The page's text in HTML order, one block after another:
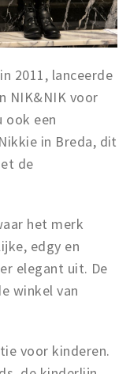
2011, lanceerde
NIK&NIK voor
ook een
in Breda, dit
de
het merk
edgy en
elegant uit. De
winkel van
voor kinderen.